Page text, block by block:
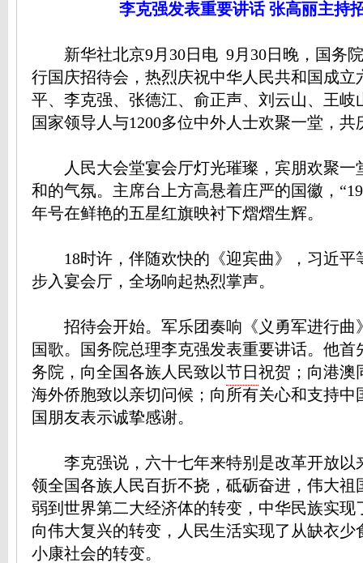
李克强发表重要讲话 张高丽主持
新华社北京9月30日电 9月30日晚，国务
行国庆招待会，热烈庆祝中华人民共和国成立
平、李克强、张德江、俞正声、刘云山、王岐
国家领导人与1200多位中外人士欢聚一堂，共
人民大会堂宴会厅灯光璀璨，宾朋欢聚一
和的气氛。主席台上方高悬着庄严的国徽，
年号在鲜艳的五星红旗映衬下熠熠生辉。
18时许，伴随欢快的《迎宾曲》，习近平
步入宴会厅，全场响起热烈掌声。
招待会开始。军乐团奏响《义勇军进行曲
国歌。国务院总理李克强发表重要讲话。他首
务院，向全国各族人民致以节日 祝贺；向港澳
海外侨胞致以亲切问候；向所有关心和支持中
国朋友表示诚挚感谢。
李克强说，六十七年来特别是改革开放以
领全国各族人民百折不挠，砥砺奋进，伟大祖
弱到世界第二大经济体的转变，中华民族实现
向伟大复兴的转变，人民生活实现了从缺衣少
小康社会的转变。